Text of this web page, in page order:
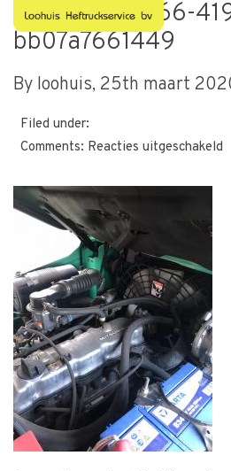
f425390c-b166-
bb07a7661449
By loohuis, 25th maart
Filed under:
Comments: Reacties uitgeschakeld